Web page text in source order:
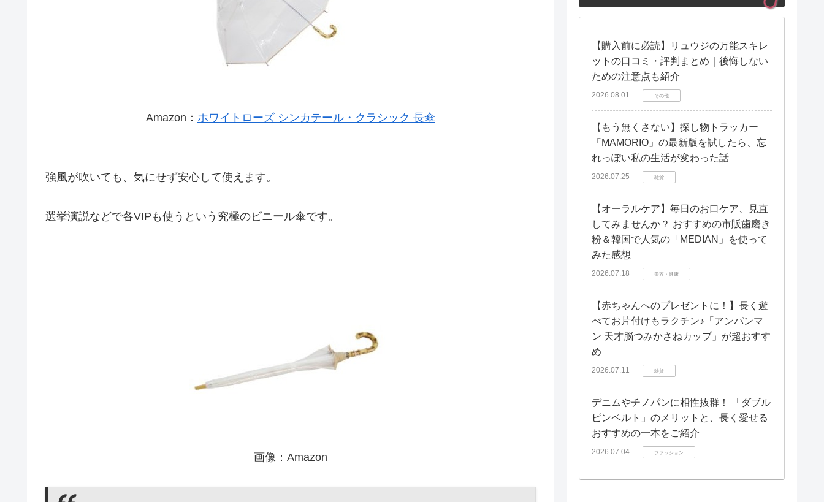
Amazon： ホワイトローズ シンカテール・クラシック 長傘
強風が吹いても、気にせず安心して使えます。
選挙演説などで各VIPも使うという究極のビニール傘です。
画像：Amazon
【購入前に必読】リュウジの万能スキレ
ットの口コミ・評判まとめ｜後悔しない
ための注意点も紹介
2026.08.01 その他
【もう無くさない】探し物トラッカー
「MAMORIO」の最新版を試したら、忘
れっぽい私の生活が変わった話
2026.07.25 雑貨
【オーラルケア】毎日のお口ケア、見直
してみませんか？ おすすめの市販歯磨き
粉＆韓国で人気の「MEDIAN」を使って
みた感想
2026.07.18 美容・健康
【赤ちゃんへのプレゼントに！】長く遊
べてお片付けもラクチン♪「アンパンマ
ン 天才脳つみかさねカップ」が超おすす
め
2026.07.11 雑貨
デニムやチノパンに相性抜群！ 「ダブル
ピンベルト」のメリットと、長く愛せる
おすすめの一本をご紹介
2026.07.04 ファッション